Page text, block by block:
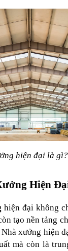
hiện đại là
Hiện
hiện đại không
tạo nền tảng
xưởng hiện
mà còn là